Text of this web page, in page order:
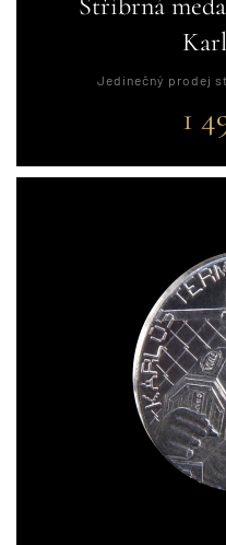
Jedinečný prodej
1